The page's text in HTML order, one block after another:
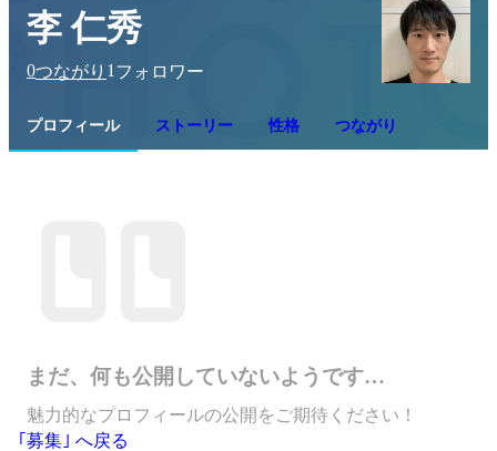
李 仁秀
0つながり 1 フォロワー
プロフィール ストーリー 性格 つながり
まだ、何も公開していないようです…
魅力的なプロフィールの公開をご期待ください！
｢募集｣ へ戻る